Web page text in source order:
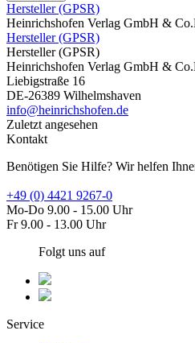
Hersteller (GPSR)
Heinrichshofen Verlag GmbH &
Hersteller (GPSR)
Hersteller (GPSR)
Heinrichshofen Verlag GmbH &
Liebigstraße 16
DE-26389 Wilhelmshaven
info@heinrichshofen.de
Zuletzt angesehen
Kontakt
Benötigen Sie Hilfe? Wir helfen
+49 (0) 4421 9267-0
Mo-Do 9.00 - 15.00 Uhr
Fr 9.00 - 13.00 Uhr
Folgt uns auf
Service